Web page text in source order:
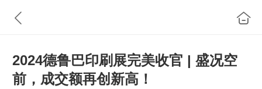
2024德鲁巴印刷展完美收官 | 盛况空
前，成交额再创新高！